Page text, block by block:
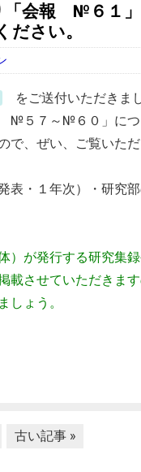
「会報 №６１
ださい。
をご送付いただきまし
№５７～№６０」につ
で、ぜい、ご覧いた
表・１年次）・研究
）が発行する研究集
載させていただきま
しょう。
古い記事 »